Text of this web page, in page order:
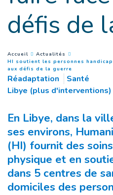
défis de
You are here :
Accueil
Actualités
HI soutient les personnes
aux défis de la guerre
Réadaptation
Santé
Libye (plus d'interventions)
En Libye, dans la
ses environs,
(HI) fournit des
physique et en
dans 5 centres de
domiciles des